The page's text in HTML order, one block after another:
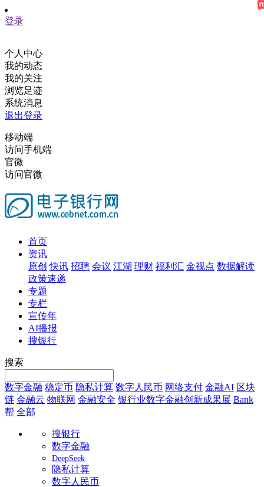
登录
个人中心
我的动态
我的关注
浏览足迹
系统消息
退出登录
移动端
访问手机端
官微
访问官微
首页
资讯
原创 快讯 招聘 会议 江湖 理财 福利汇 金视点 数据解读
政策速递
专题
专栏
宣传年
AI播报
搜银行
搜索
数字金融 稳定币 隐私计算 数字人民币 网络支付 金融AI 区块
链 金融云 物联网 金融安全 银行业数字金融创新成果展 Bank
帮 全部
搜银行
数字金融
DeepSeek
隐私计算
数字人民币